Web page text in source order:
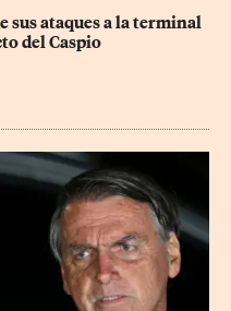
sus ataques a la terminal
del Caspio